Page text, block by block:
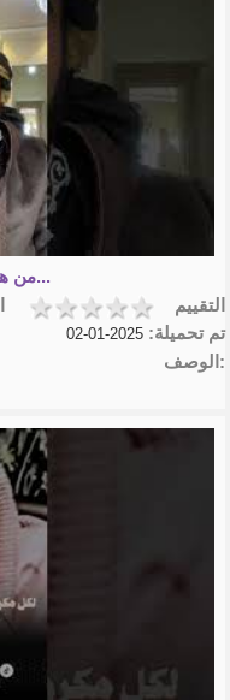
من هو ابن عثيمين #اك...
التقييم
تم تحميلة: 2025-01-02
الوصف: